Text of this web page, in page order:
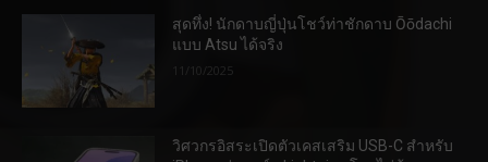
สุดทึ่ง! นักดาบญี่ปุ่นโชว์ท่าชักดาบ Ōōdachi
แบบ Atsu ได้จริง
11/10/2025
วิศวกรอิสระเปิดตัวเคสเสริม USB-C สำหรับ